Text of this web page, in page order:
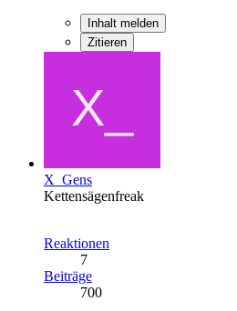
Inhalt melden
Zitieren
X_Gens
Kettensägenfreak
Reaktionen
7
Beiträge
700